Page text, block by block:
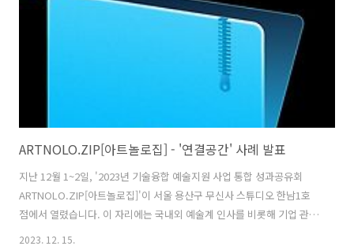
ARTNOLO.ZIP[아트놀로집] - '연결공간' 사례 발표
지난 12월 1~2일, '2023년 기술융합 예술지원 사업 통합 성과공유회
ARTNOLO.ZIP[아트놀로집]'이 서울 용산구 무신사 스튜디오 한남1호
점에서 열렸습니다. 이 자리에는 국내외 예술계 인사를 비롯해 기업 관계
자, 예비 예술인 등 350여 명이 참석하였다고 합니다. 이 행사에서 피아
2023. 12. 15.